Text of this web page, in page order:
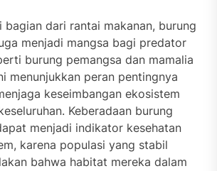
bagian dari rantai makanan, burung
menjadi mangsa bagi predator
burung pemangsa dan mamalia
menunjukkan peran pentingnya
keseimbangan ekosistem
Keberadaan burung
menjadi indikator kesehatan
karena populasi yang stabil
bahwa habitat mereka dalam